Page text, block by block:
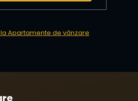
Apartamente de vânzare